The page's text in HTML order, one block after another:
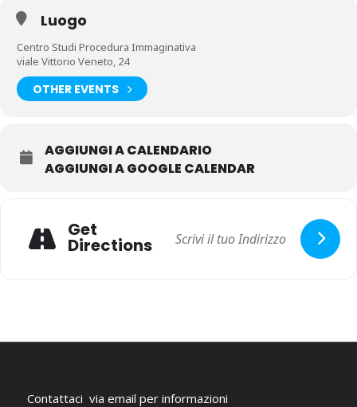
Luogo
Centro Studi Procedura Immaginativa
viale Vittorio Veneto, 24
OTHER EVENTS
AGGIUNGI A CALENDARIO
AGGIUNGI A GOOGLE CALENDAR
Get
Directions
Contattaci via email per informazioni